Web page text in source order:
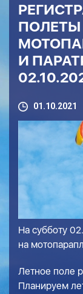
И
01.10.2021
На субботу
на
Летное поле
Планируем